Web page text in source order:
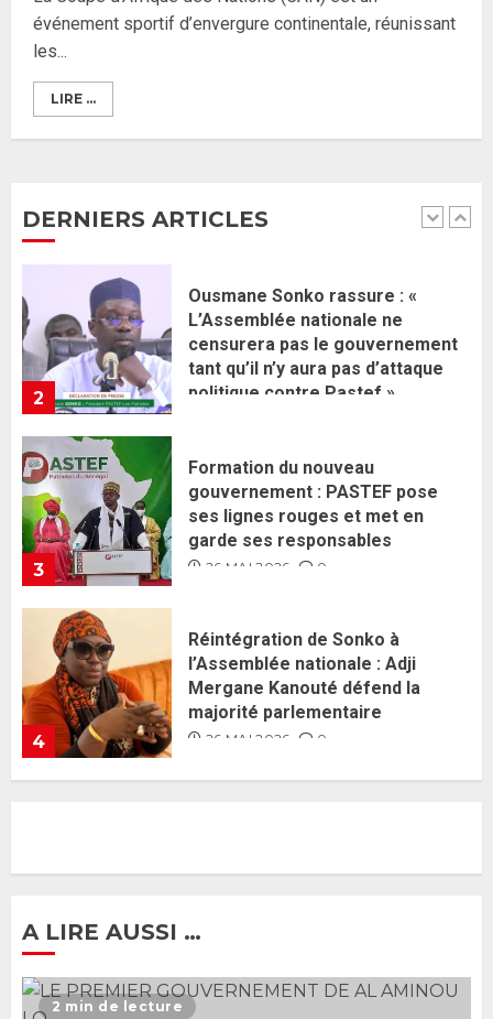
événement sportif d’envergure continentale, réunissant
les...
LIRE ...
DERNIERS ARTICLES
1
membres
2
politique contre Pastef »
3
Formation du nouveau
gouvernement : PASTEF pose
ses lignes rouges et met en
garde ses responsables
26 MAI 2026 0
4
Réintégration de Sonko à
l’Assemblée nationale : Adji
Mergane Kanouté défend la
majorité parlementaire
26 MAI 2026 0
5
Guy Marius Sagna inquiet après la
nomination d’Al Aminou Lo : «
J’espère me tromper »
26 MAI 2026 0
Ousmane Sonko rassure : «
L’Assemblée nationale ne
A LIRE AUSSI …
2 min de lecture